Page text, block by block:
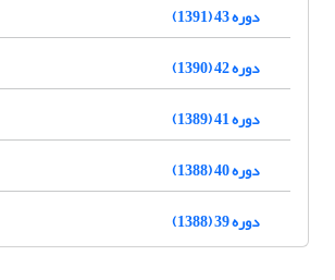
دوره 43 (1391)
دوره 42 (1390)
دوره 41 (1389)
دوره 40 (1388)
دوره 39 (1388)